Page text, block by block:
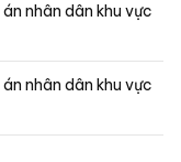
nhân dân khu vực
nhân dân khu vực